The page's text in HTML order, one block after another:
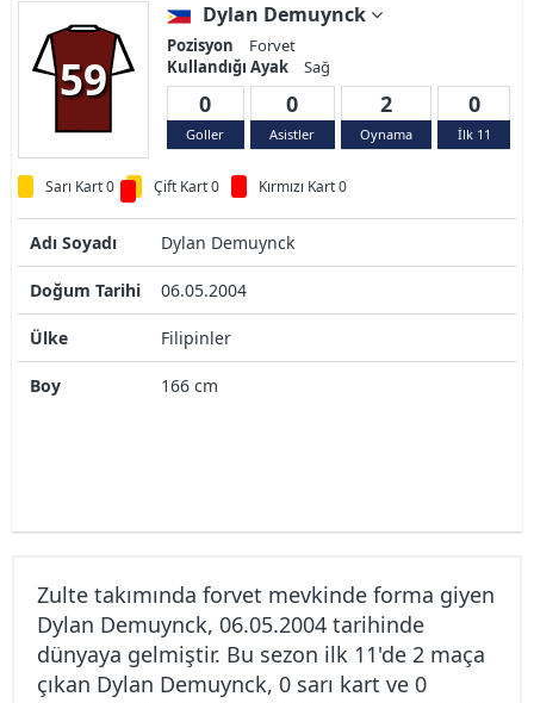
59
Dylan Demuynck
Pozisyon
Forvet
Kullandığı Ayak
Sağ
0
Goller
0
Asistler
2
Oynama
0
İlk 11
Sarı Kart 0 Çift Kart 0 Kırmızı Kart 0
Adı Soyadı Dylan Demuynck
Doğum Tarihi 06.05.2004
Ülke Filipinler
Boy 166 cm
Zulte takımında forvet mevkinde forma giyen
Dylan Demuynck, 06.05.2004 tarihinde
dünyaya gelmiştir. Bu sezon ilk 11'de 2 maça
çıkan Dylan Demuynck, 0 sarı kart ve 0